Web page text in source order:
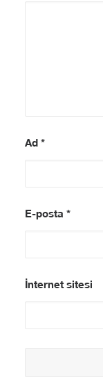
Ad *
E-posta *
İnternet sitesi